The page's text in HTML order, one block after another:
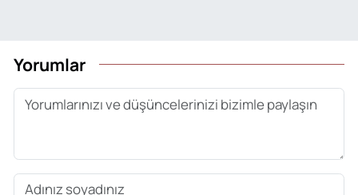
Yorumlar